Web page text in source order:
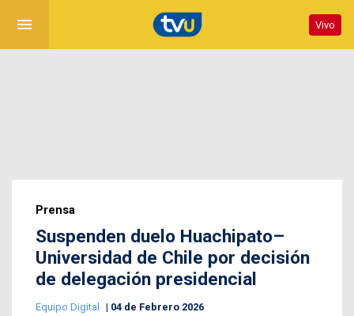
menu Vivo
Prensa
Suspenden duelo Huachipato–
Universidad de Chile por decisión
de delegación presidencial
Equipo Digital 04 de Febrero 2026